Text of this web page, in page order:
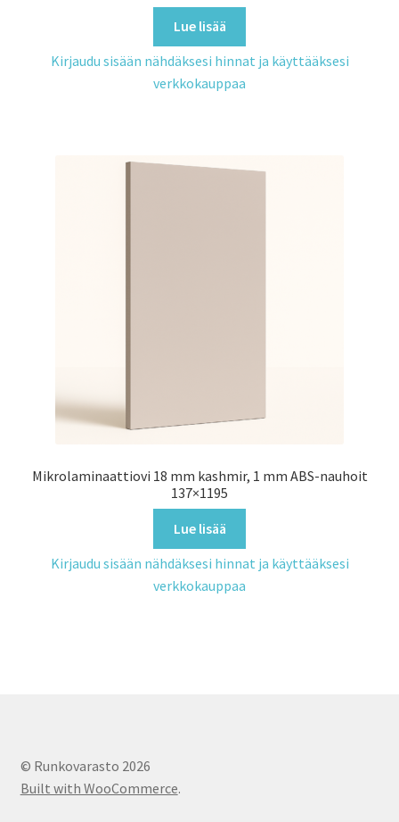
Lue lisää
Kirjaudu sisään nähdäksesi hinnat ja käyttääksesi
verkkokauppaa
Mikrolaminaattiovi 18 mm kashmir, 1 mm ABS-nauhoit
137×1195
Lue lisää
Kirjaudu sisään nähdäksesi hinnat ja käyttääksesi
verkkokauppaa
© Runkovarasto 2026
Built with WooCommerce.